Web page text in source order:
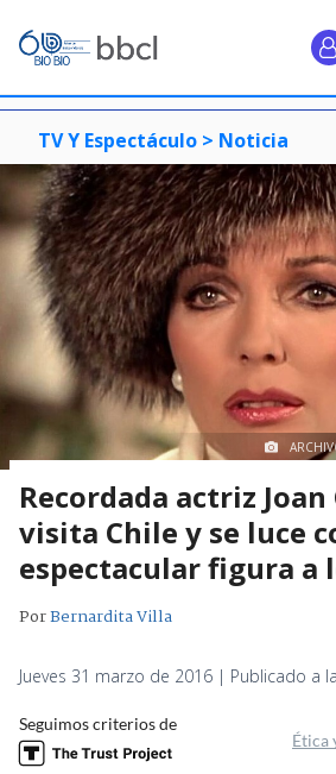
TV Y Espectáculo > Noticia
Recordada actriz
visita Chile y se luce
espectacular figura a
PorBernardita Villa
Jueves 31 marzo de 2016 | Publicado a
Seguimos criterios de
Ética